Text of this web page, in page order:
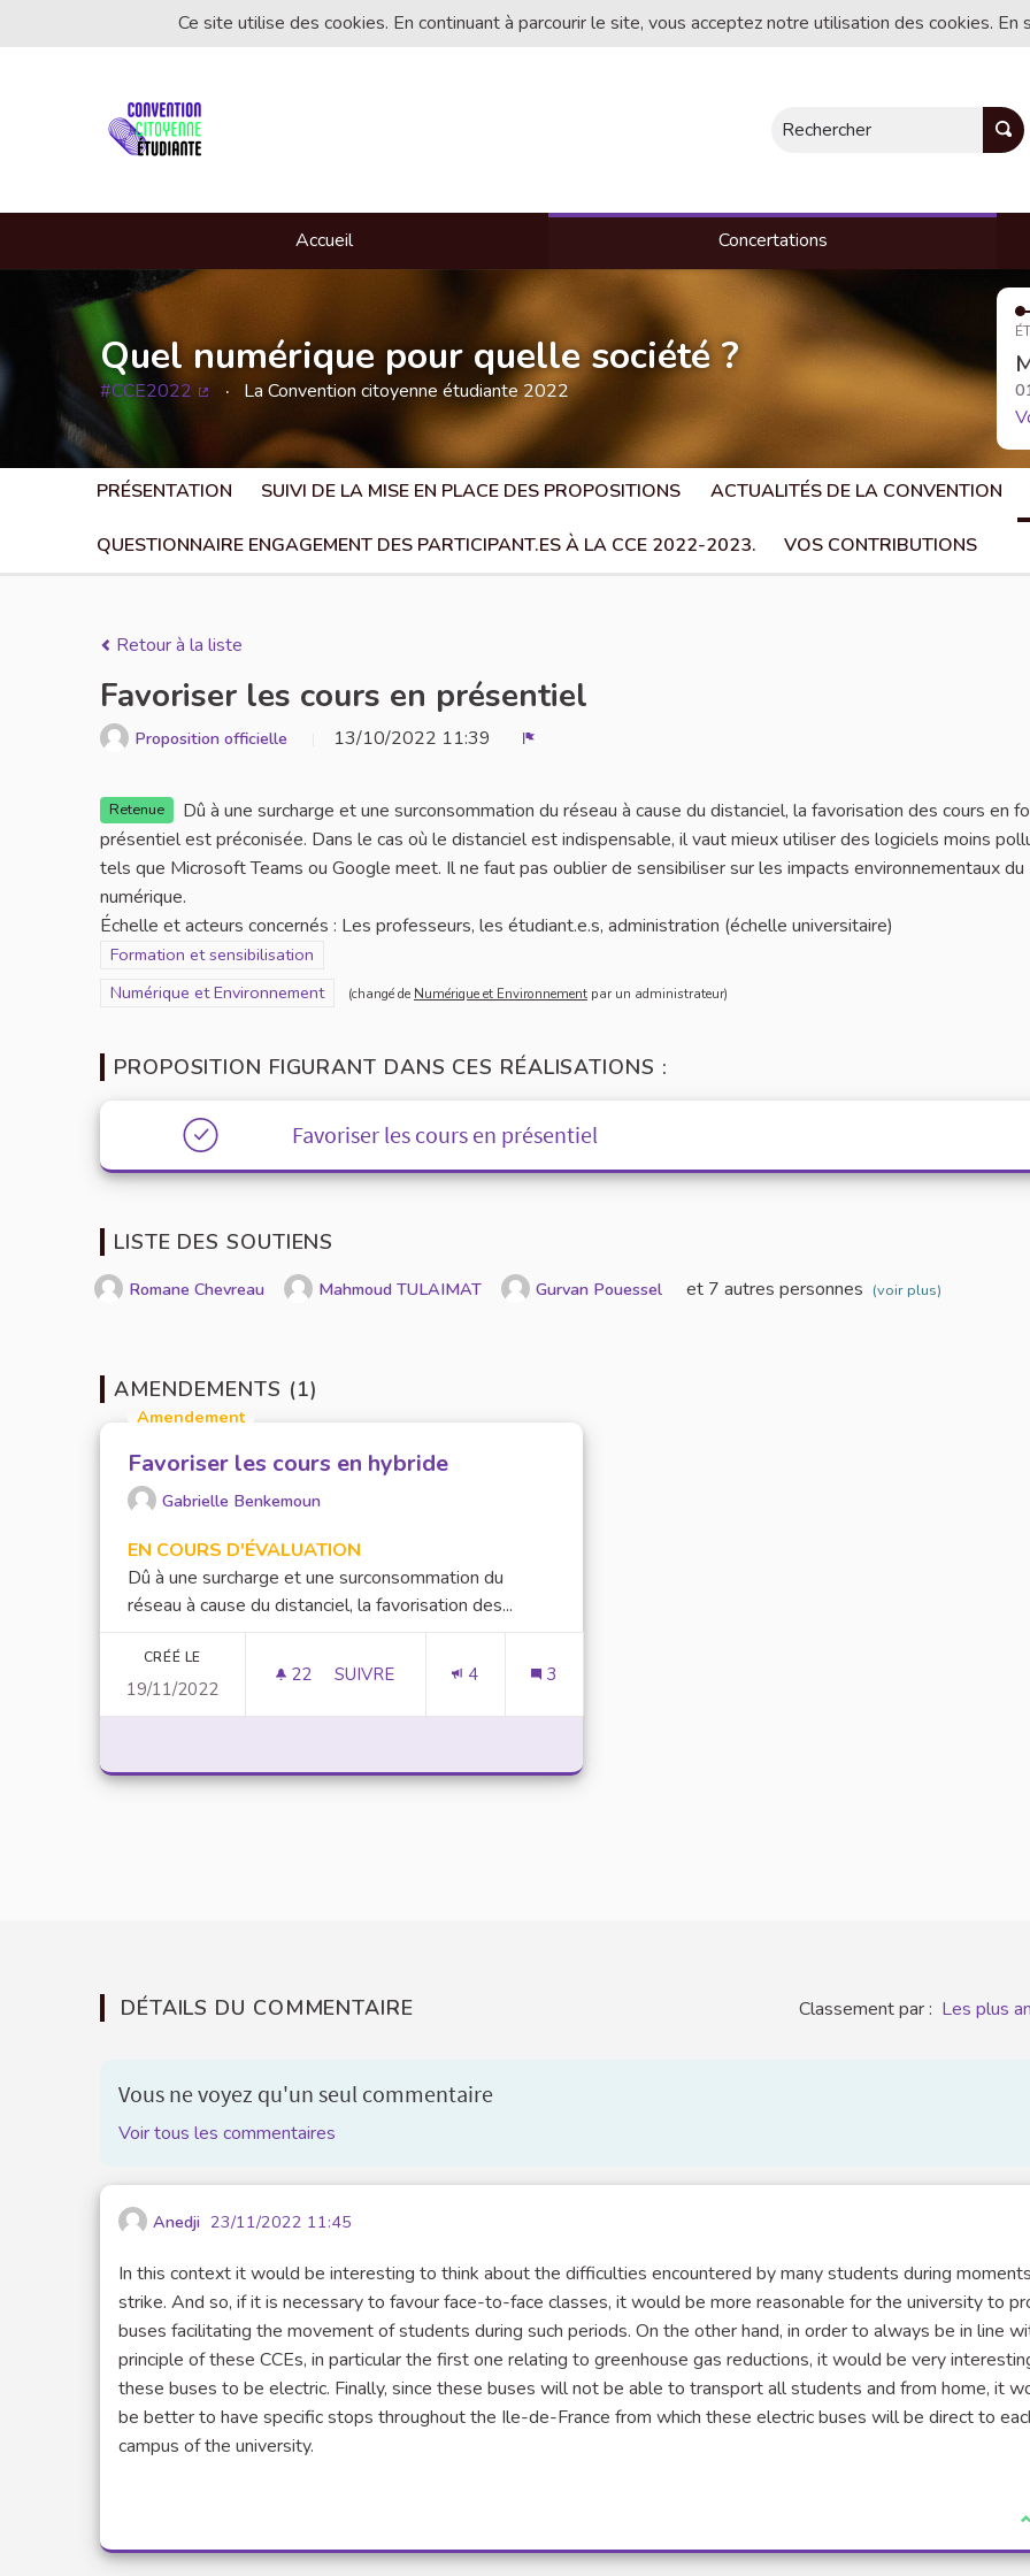
Ce site utilise des cookies. En continuant à parcourir le site, vous acceptez notre utilisation des cookies.
Rechercher
Accueil Concertations
Quel numérique pour quelle société ?
#CCE2022 La Convention citoyenne étudiante 2022
PRÉSENTATION SUIVI DE LA MISE EN PLACE DES PROPOSITIONS ACTUALITÉS DE LA CONVENTION
QUESTIONNAIRE ENGAGEMENT DES PARTICIPANT.ES À LA CCE 2022-2023. VOS CONTRIBUTIONS
Retour à la liste
Favoriser les cours en présentiel
Proposition officielle 13/10/2022 11:39
Retenue
Dû à une surcharge et une surconsommation du réseau à cause du distanciel, la favorisation des cours en
présentiel est préconisée. Dans le cas où le distanciel est indispensable, il vaut mieux utiliser des logiciels moins
tels que Microsoft Teams ou Google meet. Il ne faut pas oublier de sensibiliser sur les impacts environnementaux du
numérique.
Échelle et acteurs concernés : Les professeurs, les étudiant.e.s, administration (échelle universitaire)
Filtrer les résultats de la catégorie : Formation et sensibilisation
Formation et sensibilisation
Filtrer les résultats pour le secteur : Numérique et Environnement
Numérique et Environnement (changé de Numérique et Environnement par un administrateur)
PROPOSITION FIGURANT DANS CES RÉALISATIONS :
Favoriser les cours en présentiel
LISTE DES SOUTIENS
Romane Chevreau Mahmoud TULAIMAT Gurvan Pouessel et 7 autres personnes (voir plus)
AMENDEMENTS (1)
Amendement
Favoriser les cours en hybride
Gabrielle Benkemoun
EN COURS D'ÉVALUATION
Dû à une surcharge et une surconsommation du
réseau à cause du distanciel, la favorisation des...
CRÉÉ LE
19/11/2022
22 22 ABONNÉS
SUIVRE 4 3
DÉTAILS DU COMMENTAIRE Classement par : Les plus
Vous ne voyez qu'un seul commentaire
Voir tous les commentaires
Anedji 23/11/2022 11:45
In this context it would be interesting to think about the difficulties encountered by many students during
strike. And so, if it is necessary to favour face-to-face classes, it would be more reasonable for the university to
buses facilitating the movement of students during such periods. On the other hand, in order to always be in line
principle of these CCEs, in particular the first one relating to greenhouse gas reductions, it would be very
these buses to be electric. Finally, since these buses will not be able to transport all students and from home, it
be better to have specific stops throughout the Ile-de-France from which these electric buses will be direct to
campus of the university.